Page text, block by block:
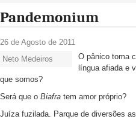
Pandemonium
26 de Agosto de 2011
Neto Medeiros
O pânico toma
língua afiada e
que somos?
Será que o Biafra tem amor próprio?
Juíza fuzilada. Parque de diversões